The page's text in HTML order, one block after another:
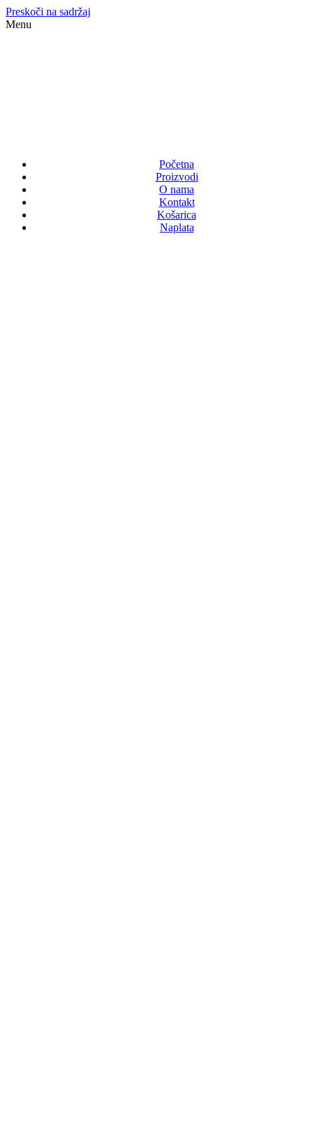
Preskoči na sadržaj
Menu
Početna
Proizvodi
O nama
Kontakt
Košarica
Naplata